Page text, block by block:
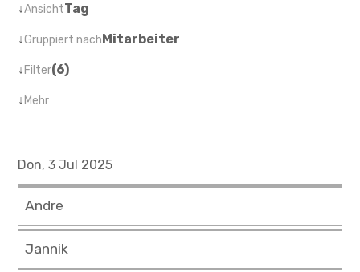
↓AnsichtTag
↓Gruppiert nachMitarbeiter
↓Filter(6)
↓Mehr
Don, 3 Jul 2025
Andre
Jannik